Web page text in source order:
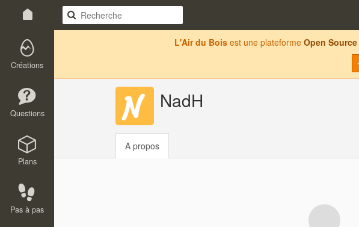
Créations
Questions
Plans
Pas à pas
L'Air du Bois est une plateforme Open Source
NadH
A propos